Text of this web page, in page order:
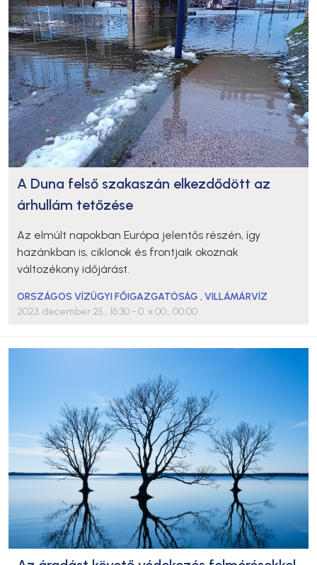
A Duna felső szakaszán elkezdődött az
árhullám tetőzése
Az elmúlt napokban Európa jelentős részén, így
hazánkban is, ciklonok és frontjaik okoznak
változékony időjárást.
ORSZÁGOS VÍZÜGYI FŐIGAZGATÓSÁG ,VILLÁMÁRVÍZ
2023. december 25., 16:30 - 0. x 00., 00:00